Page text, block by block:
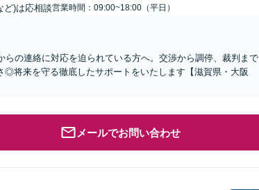
ど)は応相談営業時間：09:00~18:00（平日）
らの連絡に対応を迫られている方へ。交渉から調停、裁判まで
将来を守る徹底したサポートをいたします【滋賀県・大阪
メールでお問い合わせ